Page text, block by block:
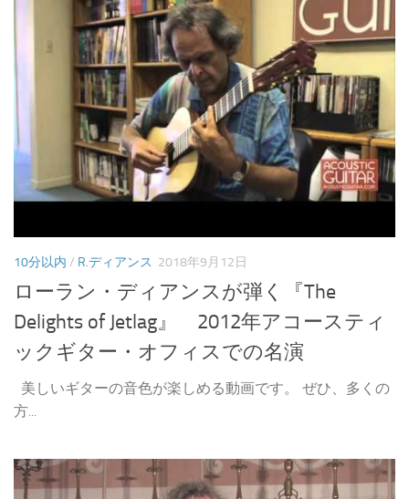
10分以内 / R.ディアンス 2018年9月12日
ローラン・ディアンスが弾く『The
Delights of Jetlag』 2012年アコースティ
ックギター・オフィスでの名演
美しいギターの音色が楽しめる動画です。 ぜひ、多くの
方...